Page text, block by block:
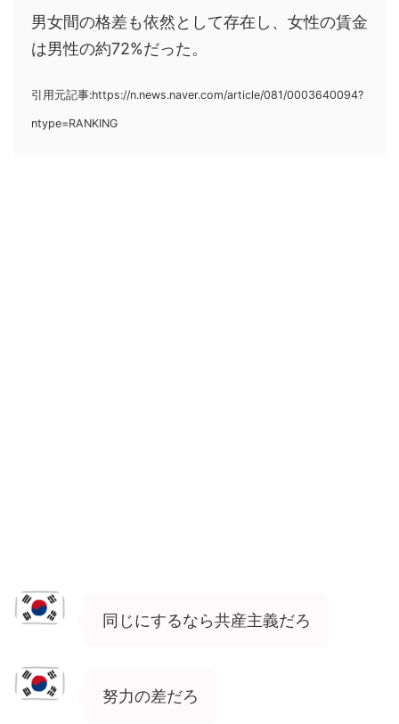
男女間の格差も依然として存在し、女性の賃金
は男性の約72%だった。
引用元記事:https://n.news.naver.com/article/081/0003640094?
ntype=RANKING
同じにするなら共産主義だろ
努力の差だろ